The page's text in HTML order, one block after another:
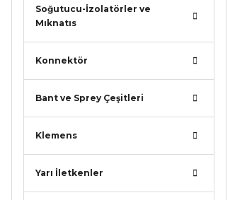
Soğutucu-İzolatörler ve
Mıknatıs
Konnektör
Bant ve Sprey Çeşitleri
Klemens
Yarı İletkenler